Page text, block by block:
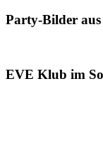
Party-Bilder
EVE Klub im